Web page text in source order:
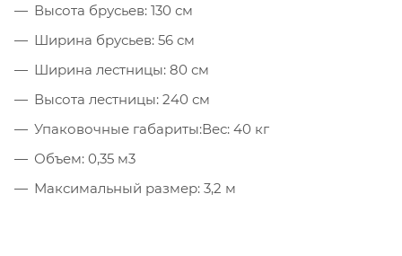
Высота брусьев: 130 см
Ширина брусьев: 56 см
Ширина лестницы: 80 см
Высота лестницы: 240 см
Упаковочные габариты:Вес: 40 кг
Объем: 0,35 м3
Максимальный размер: 3,2 м